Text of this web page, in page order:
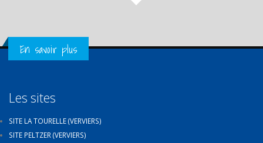
Get in Touch
En savoir plus
Les sites
SITE LA TOURELLE (VERVIERS)
SITE PELTZER (VERVIERS)